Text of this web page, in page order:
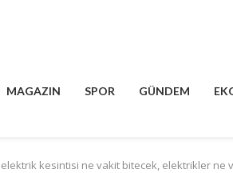
MAGAZIN SPOR GÜNDEM
kesintisi ne vakit bitecek, elektrikler ne